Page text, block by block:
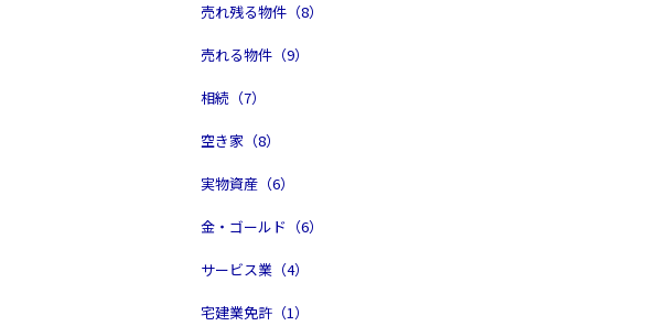
売れ残る物件（8）
売れる物件（9）
相続（7）
空き家（8）
実物資産（6）
金・ゴールド（6）
サービス業（4）
宅建業免許（1）